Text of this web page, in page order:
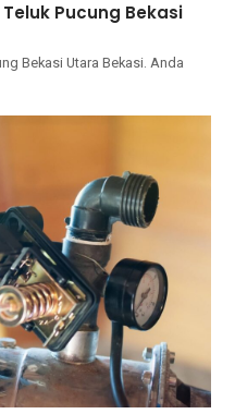
Pucung Bekasi
Bekasi Utara Bekasi. Andа